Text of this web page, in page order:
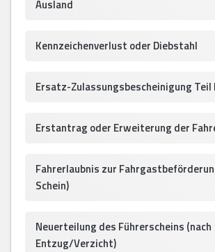
Ausland
Kennzeichenverlust oder Diebstahl
Ersatz-Zulassungsbescheinigung Teil
Erstantrag oder Erweiterung der
Fahrerlaubnis zur
Schein)
Neuerteilung des Führerscheins (nach
Entzug/Verzicht)